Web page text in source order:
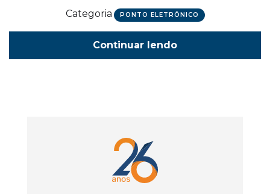
Categoria PONTO ELETRÔNICO
Continuar lendo